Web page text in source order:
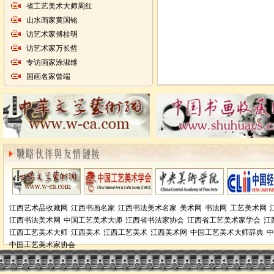
省工艺美术大师周红
山水画家黄国铭
访艺术家傅桂明
访艺术家万长哲
专访画家涂淑维
国画名家曾端
江西艺术品收藏网 江西书画名家 江西书法美术名家 美术网 书法网 工艺美术网
江西书法美术网 中国工艺美术大师 江西省书法家协会 江西省工艺美术家学会 江
江西工艺美术大师 江西美术 江西工艺美术 江西美术网 中国工艺美术大师辞典
中国工艺美术家协会